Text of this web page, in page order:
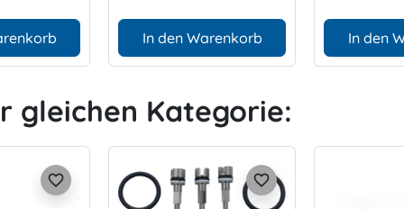
In den Warenkorb In den
gleichen Kategorie:
favorite_border favorite_border